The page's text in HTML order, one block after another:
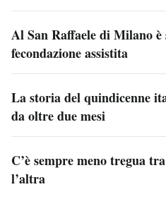
Al San Raffaele di Milano è
fecondazione assistita
La storia del quindicenne
da oltre due mesi
C’è sempre meno tregua
l’altra